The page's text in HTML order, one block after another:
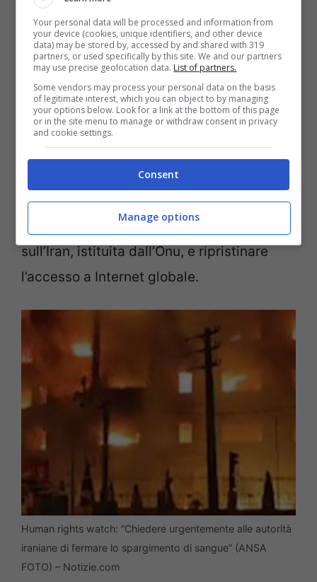
Secondo l’organizzazione internazionale
Human rights watch, che sta
documentandoprove di uccisioni, i Paesi
membri delle Nazioni Unite dovrebbero
chiedere urgentemente alle autorità
iraniane di fermare lo spargimento di
sangue. E garantire l’accesso immediato e
senza restrizioni alla Missione
internazionale indipendente di inchiesta
sull’Iran, istituita dall’Onu, e ripristinare
l’accesso a Internet globale.
Human rights watch: “Chiedere urgentemente alle autorità
iraniane di fermare lo spargimento di sangue” (ANSA
FOTO) – Notizie.com
Your personal data will be processed and information from
your device (cookies, unique identifiers, and other device
data) may be stored by, accessed by and shared with 319
partners, or used specifically by this site. We and our partners
may use precise geolocation data. List of partners.
Some vendors may process your personal data on the basis
of legitimate interest, which you can object to by managing
your options below. Look for a link at the bottom of this page
or in the site menu to manage or withdraw consent in privacy
and cookie settings.
Consent
Manage options